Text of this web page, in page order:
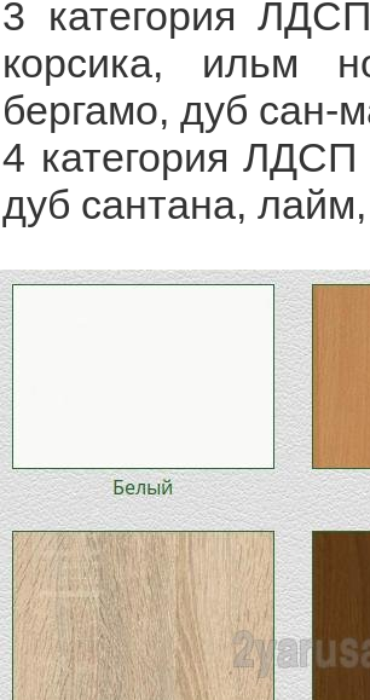
3 категория
корсика, ильм
бергамо, дуб сан-
4 категория ЛДСП
дуб сантана,